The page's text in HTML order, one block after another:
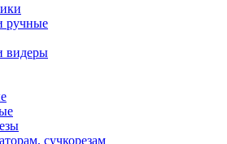
ручные
видеры
сучкорезам